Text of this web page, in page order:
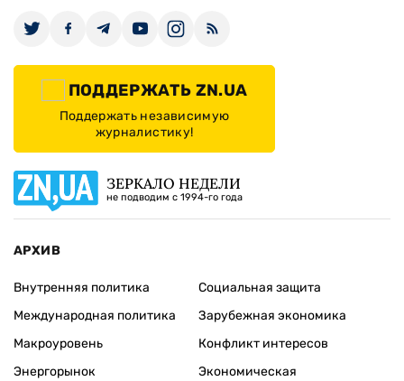
ПОДДЕРЖАТЬ ZN.UA
Поддержать независимую
журналистику!
ЗЕРКАЛО НЕДЕЛИ
не подводим с 1994-го года
АРХИВ
Внутренняя политика
Международная политика
Макроуровень
Энергорынок
Социальная защита
Зарубежная экономика
Конфликт интересов
Экономическая